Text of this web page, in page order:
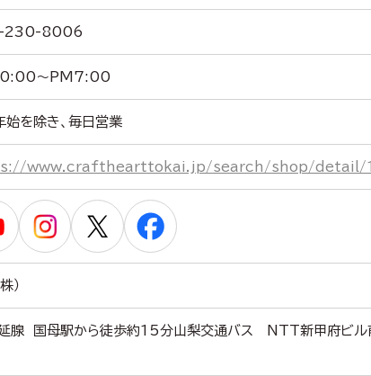
230-8006
～PM7:00
始を除き、毎日営業
www.crafthearttokai.jp/search/shop/detail/
）
腺 国母駅から徒歩約15分山梨交通バス NTT新甲府ビ